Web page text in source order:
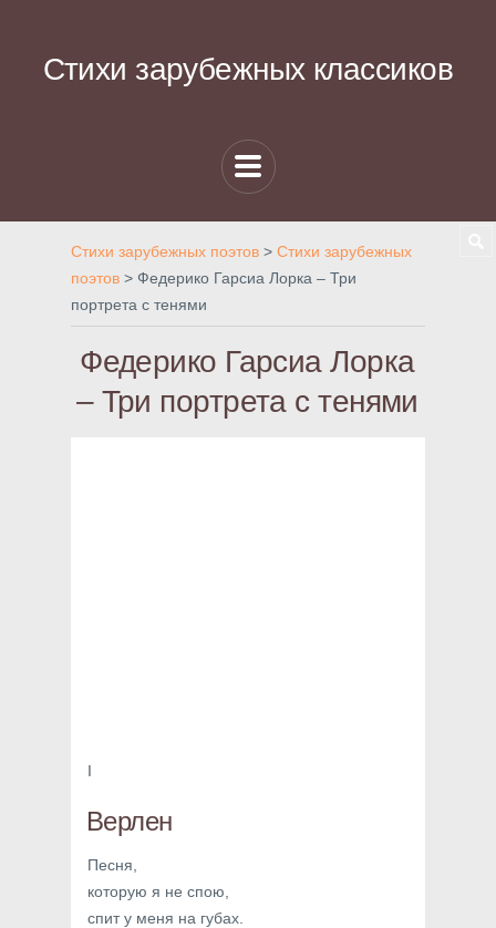
Стихи зарубежных классиков
Стихи зарубежных поэтов > Стихи зарубежных
поэтов > Федерико Гарсиа Лорка – Три
портрета с тенями
Федерико Гарсиа Лорка
– Три портрета с тенями
I
Верлен
Песня,
которую я не спою,
спит у меня на губах.